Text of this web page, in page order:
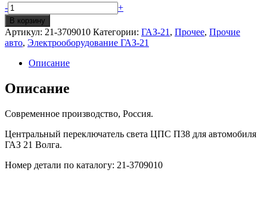
Количество
Центральный
переключатель
света
П38
ГАЗ-21
- +
В корзину
Артикул: 21-3709010 Категории: ГАЗ-21 , Прочее, Прочие
авто, Электрооборудование ГАЗ-21
Описание
Описание
Современное производство, Россия.
Центральный переключатель света ЦПС П38 для автомобиля
ГАЗ 21 Волга.
Номер детали по каталогу: 21-3709010